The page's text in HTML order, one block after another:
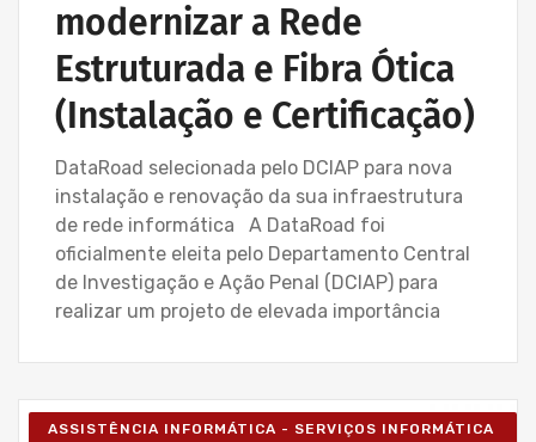
modernizar a Rede
Estruturada e Fibra Ótica
(Instalação e Certificação)
DataRoad selecionada pelo DCIAP para nova
instalação e renovação da sua infraestrutura
de rede informática A DataRoad foi
oficialmente eleita pelo Departamento Central
de Investigação e Ação Penal (DCIAP) para
realizar um projeto de elevada importância
ASSISTÊNCIA INFORMÁTICA - SERVIÇOS INFORMÁTICA